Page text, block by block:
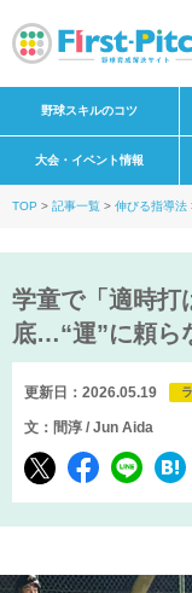
野球スキルのコツ
大会・イベント情報
TOP 記事一覧 伸びる指導法
学童で「適時
底…“運”に頼ら
更新日：2026.05.19
文：間淳 / Jun Aida